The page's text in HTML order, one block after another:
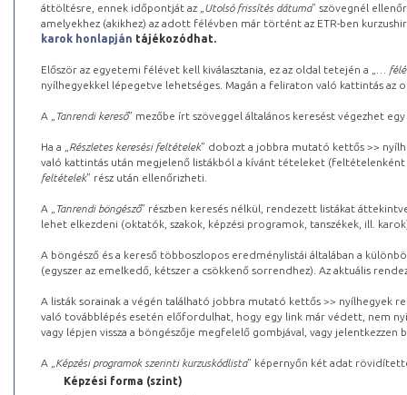
áttöltésre, ennek időpontját az „ Utolsó frissítés dátuma” szövegnél
amelyekhez (akikhez) az adott félévben már történt az ETR-ben
karok honlapján tájékozódhat.
Először az egyetemi félévet kell kiválasztania, ez az oldal tetején a „
…
nyílhegyekkel lépegetve lehetséges. Magán a feliraton való kattintás az
A „ Tanrendi kereső” mezőbe írt szöveggel általános keresést végezhet
Ha a „ Részletes keresési feltételek” dobozt a jobbra mutató kettős >>
való kattintás után megjelenő listákból a kívánt tételeket (feltételenként
feltételek” rész után ellenőrizheti.
A „ Tanrendi böngésző” részben keresés nélkül, rendezett listákat
lehet elkezdeni (oktatók, szakok, képzési programok, tanszékek, ill.
A böngésző és a kereső többoszlopos eredménylistái általában a
(egyszer az emelkedő, kétszer a csökkenő sorrendhez). Az aktuális
A listák sorainak a végén található jobbra mutató kettős >> nyílhegyek
való továbblépés esetén előfordulhat, hogy egy link már védett, nem
vagy lépjen vissza a böngészője megfelelő gombjával, vagy
A „ Képzési programok szerinti kurzuskódlista” képernyőn két adat
Képzési forma (szint)